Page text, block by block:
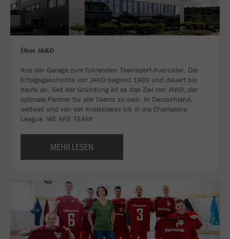
Über JAKO
Aus der Garage zum führenden Teamsport-Ausrüster. Die
Erfolgsgeschichte von JAKO beginnt 1989 und dauert bis
heute an. Seit der Gründung ist es das Ziel von JAKO, der
optimale Partner für alle Teams zu sein. In Deutschland,
weltweit und von der Kreisklasse bis in die Champions
League. WE ARE TEAM!
MEHR LESEN